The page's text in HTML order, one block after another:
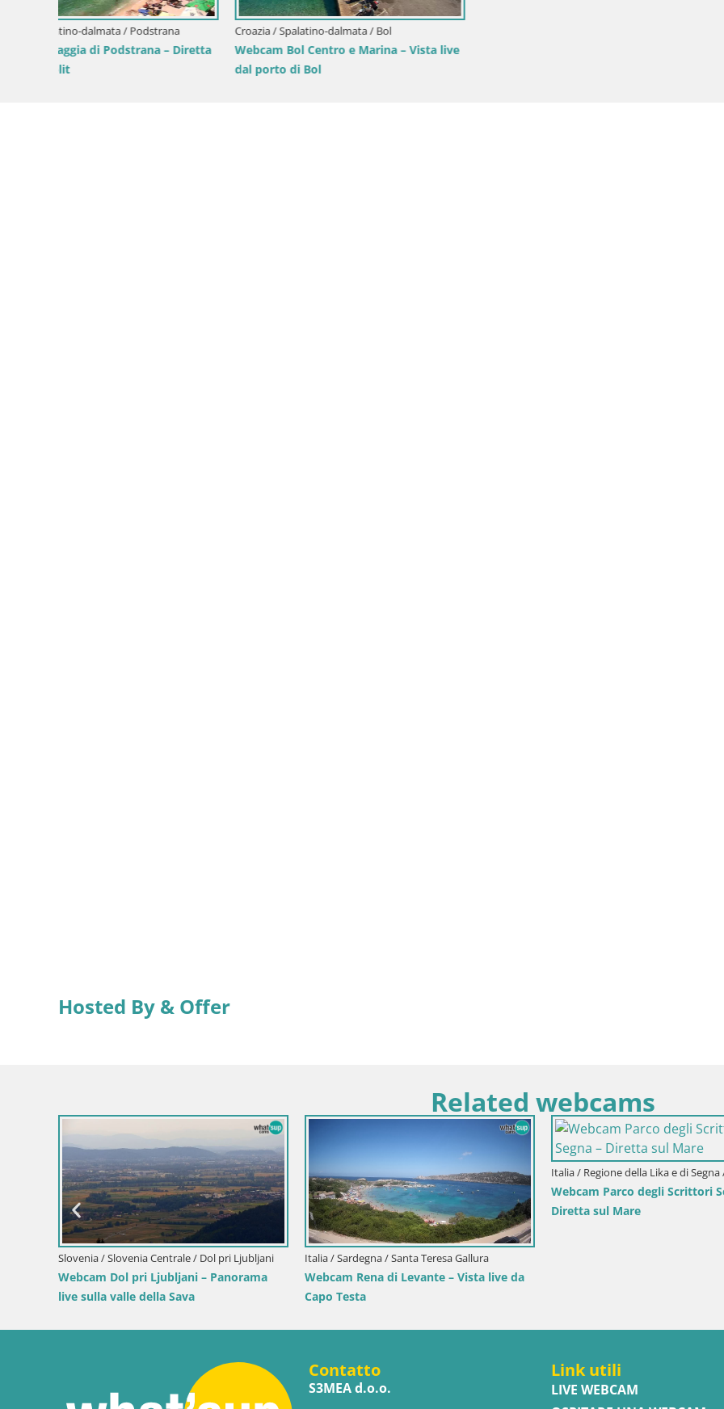
Webcam Spiaggia Lučica
Hosted By & Offer
Related webcams
Slovenia / Savinjska / Velenje
Webcam Lago di Velenje – Spiaggia di
Velenje in diretta
Croazia / Litoraneo-montana / Ika
Webcam porto Ika – Vista LIVE sul porto
e le luci di Opatija
Contatto
S3MEA d.o.o.
Link utili
LIVE WEBCAM